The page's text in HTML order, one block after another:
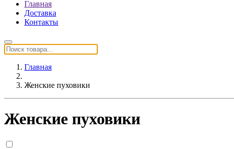
Главная
Доставка
Контакты
Главная
Женские пуховики
Женские пуховики